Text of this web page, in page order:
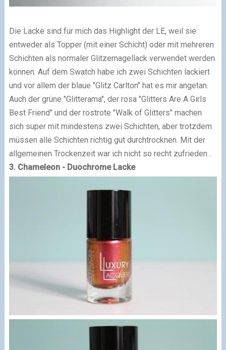
Die Lacke sind für mich das Highlight der LE, weil sie
entweder als Topper (mit einer Schicht) oder mit mehreren
Schichten als normaler Glitzernagellack verwendet werden
können. Auf dem Swatch habe ich zwei Schichten lackiert
und vor allem der blaue "Glitz Carlton" hat es mir angetan.
Auch der grüne "Glitterama", der rosa "Glitters Are A Girls
Best Friend" und der rostrote "Walk of Glitters" machen
sich super mit mindestens zwei Schichten, aber trotzdem
müssen alle Schichten richtig gut durchtrocknen. Mit der
allgemeinen Trockenzeit war ich nicht so recht zufrieden...
3. Chameleon - Duochrome Lacke